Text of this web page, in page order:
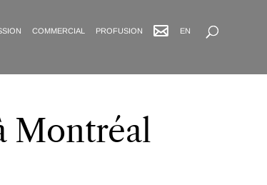
COMMERCIAL PROFUSION EN
Recherche avancée
Montréal